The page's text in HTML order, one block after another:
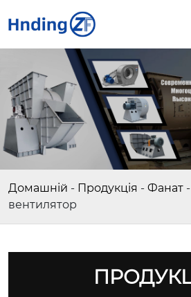
Домашній - Продукція - Фанат -
вентилятор